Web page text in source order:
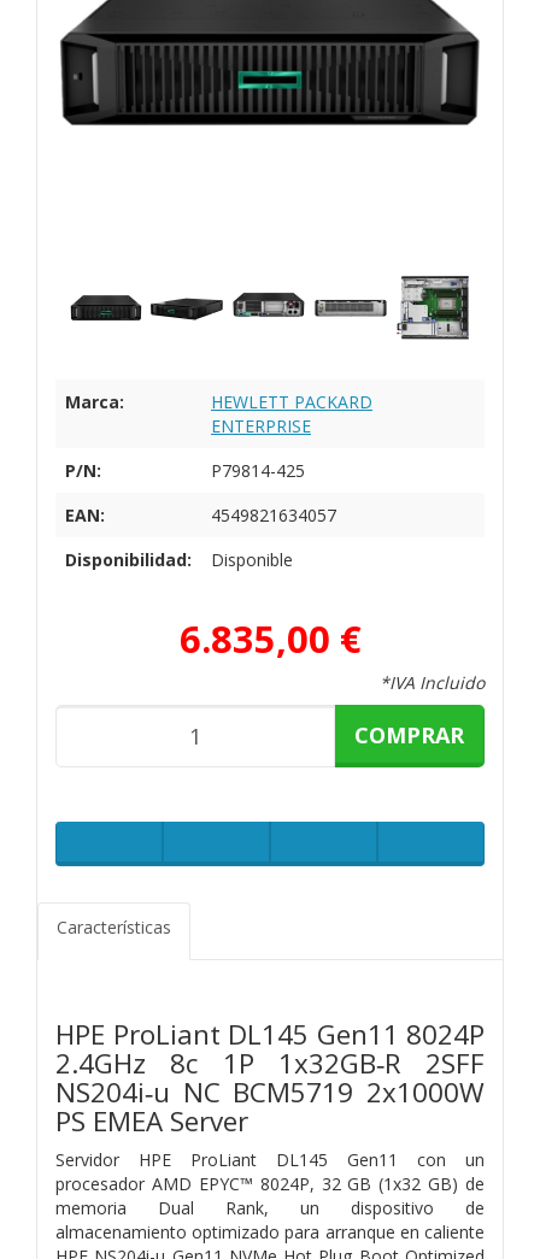
Marca:
HEWLETT PACKARD
ENTERPRISE
P/N:
P79814-425
EAN:
4549821634057
Disponibilidad:
Disponible
6.835,00 €
*IVA Incluido
COMPRAR
Características
HPE ProLiant DL145 Gen11 8024P
2.4GHz 8c 1P 1x32GB‑R 2SFF
NS204i‑u NC BCM5719 2x1000W
PS EMEA Server
Servidor HPE ProLiant DL145 Gen11 con un
procesador AMD EPYC™ 8024P, 32 GB (1x32 GB) de
memoria Dual Rank, un dispositivo de
almacenamiento optimizado para arranque en caliente